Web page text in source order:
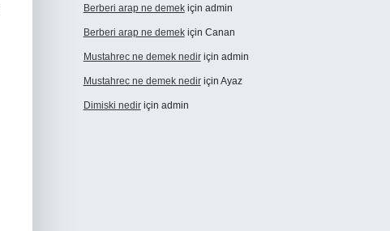
Berberi arap ne demekiçin admin
Berberi arap ne demekiçin Canan
Mustahrec ne demek nediriçin admin
Mustahrec ne demek nediriçin Ayaz
Dimiski nediriçin admin